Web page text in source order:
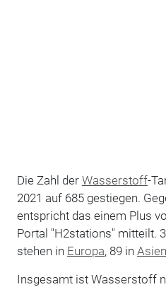
Die Zahl der Wasserstoff-
2021 auf 685 gestiegen.
entspricht das einem Plus
Portal "H2stations" mitteilt.
stehen in Europa, 89 in Asien
Insgesamt ist Wasserstoff